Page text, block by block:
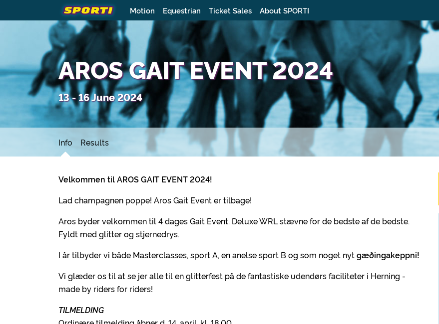
Motion Equestrian Ticket Sales About SPORTI
AROS GAIT EVENT 2024
13 - 16 June 2024
Info Results
Velkommen til AROS GAIT EVENT 2024!
Lad champagnen poppe! Aros Gait Event er tilbage!
Aros byder velkommen til 4 dages Gait Event. Deluxe WRL stævne for de bedste af de bedste.
Fyldt med glitter og stjernedrys.
I år tilbyder vi både Masterclasses, sport A, en anelse sport B og som noget nytgæðingakeppni!
Vi glæder os til at se jer alle til en glitterfest på de fantastiske udendørs faciliteter i Herning -
made by riders for riders!
TILMELDING